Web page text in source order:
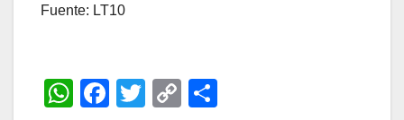
Fuente: LT10
W F
T
C